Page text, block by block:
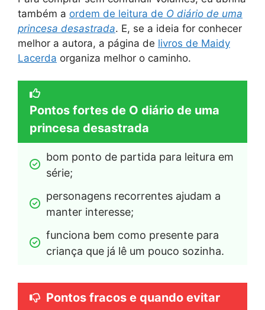
também a ordem de leitura de O diário de uma
princesa desastrada. E, se a ideia for conhecer
melhor a autora, a página de livros de Maidy
Lacerda organiza melhor o caminho.
Pontos fortes de O diário de uma
princesa desastrada
bom ponto de partida para leitura em
série;
personagens recorrentes ajudam a
manter interesse;
funciona bem como presente para
criança que já lê um pouco sozinha.
Pontos fracos e quando evitar